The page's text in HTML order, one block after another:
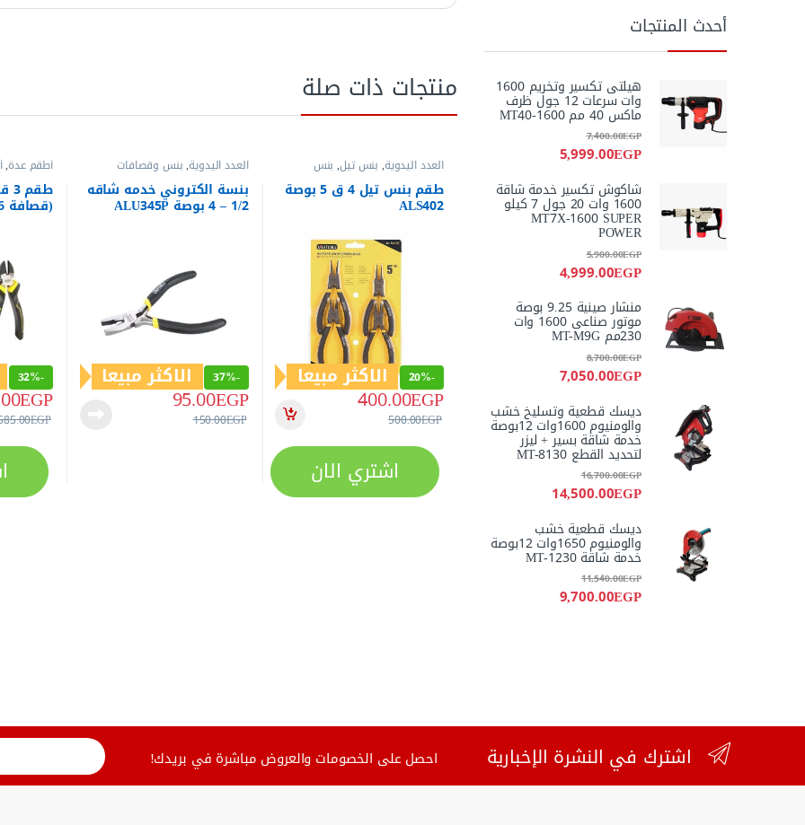
منتجات ذات صلة
العدد اليدوية, بنس تيل, بنس
وقصافات
طقم بنس تيل 4 ق 5 بوصة
ALS402
-
20% الاكثر مبيعا
400.00EGP
500.00EGP
اشتري الان
العدد اليدوية,بنس وقصافات
بنسة الكتروني خدمه شاقه
1/2 – 4 بوصة ALU345P
-
37% الاكثر مبيعا
95.00EGP
150.00EGP
أطقم عدة,
اليدوية
طقم بنس,
-
32%
EGP
EGP
أحدث المنتجات
هيلتى تكسير وتخريم 1600
وات سرعات 12 جول ظرف
ماكس 40 مم MT40-1600
5,999.00EGP
7,400.00EGP
شاكوش تكسير خدمة شاقة
1600 وات 20 جول 7 كيلو
MT7X-1600 SUPER
POWER
4,999.00EGP
5,900.00EGP
منشار صينية 9.25 بوصة
موتور صناعى 1600 وات
230مم MT-M9G
7,050.00EGP
8,700.00EGP
ديسك قطعية وتسليخ خشب
والومنيوم 1600وات 12بوصة
خدمة شاقة بسير + ليزر
لتحديد القطع MT-8130
14,500.00EGP
16,700.00EGP
ديسك قطعية خشب
والومنيوم 1650وات 12بوصة
خدمة شاقة MT-1230
9,700.00EGP
11,540.00EGP
اشترك في النشرة الإخبارية احصل على الخصومات والعروض مباشرة في بريدك!